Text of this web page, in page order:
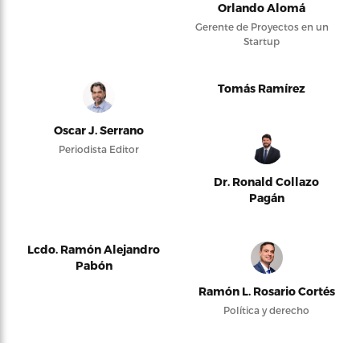
Orlando Alomá
Gerente de Proyectos en un
Startup
Oscar J. Serrano
Periodista Editor
Tomás Ramírez
Dr. Ronald Collazo
Pagán
Lcdo. Ramón Alejandro
Pabón
Ramón L. Rosario Cortés
Política y derecho